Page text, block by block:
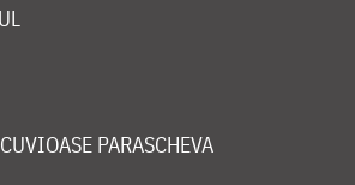
PARASCHEVA